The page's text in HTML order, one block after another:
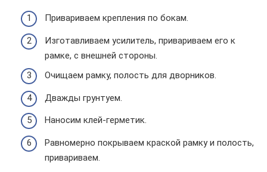
Привариваем крепления по бокам.
Изготавливаем усилитель, привариваем его к
рамке, с внешней стороны.
Очищаем рамку, полость для дворников.
Дважды грунтуем.
Наносим клей-герметик.
Равномерно покрываем краской рамку и полость,
привариваем.